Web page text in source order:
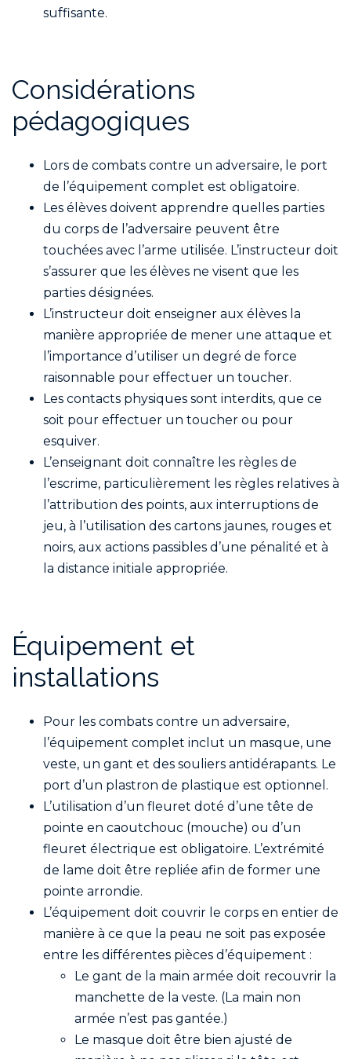
suffisante.
Considérations
pédagogiques
Lors de combats contre un adversaire, le port
de l’équipement complet est obligatoire.
Les élèves doivent apprendre quelles parties
du corps de l’adversaire peuvent être
touchées avec l’arme utilisée. L’instructeur doit
s’assurer que les élèves ne visent que les
parties désignées.
L’instructeur doit enseigner aux élèves la
manière appropriée de mener une attaque et
l’importance d’utiliser un degré de force
raisonnable pour effectuer un toucher.
Les contacts physiques sont interdits, que ce
soit pour effectuer un toucher ou pour
esquiver.
L’enseignant doit connaître les règles de
l’escrime, particulièrement les règles relatives à
l’attribution des points, aux interruptions de
jeu, à l’utilisation des cartons jaunes, rouges et
noirs, aux actions passibles d’une pénalité et à
la distance initiale appropriée.
Équipement et
installations
Pour les combats contre un adversaire,
l’équipement complet inclut un masque, une
veste, un gant et des souliers antidérapants. Le
port d’un plastron de plastique est optionnel.
L’utilisation d’un fleuret doté d’une tête de
pointe en caoutchouc (mouche) ou d’un
fleuret électrique est obligatoire. L’extrémité
de lame doit être repliée afin de former une
pointe arrondie.
L’équipement doit couvrir le corps en entier de
manière à ce que la peau ne soit pas exposée
entre les différentes pièces d’équipement :
Le gant de la main armée doit recouvrir la
manchette de la veste. (La main non
armée n’est pas gantée.)
Le masque doit être bien ajusté de